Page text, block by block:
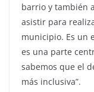
barrio y también
asistir para
municipio. Es un
es una parte
sabemos que el
más inclusiva”.